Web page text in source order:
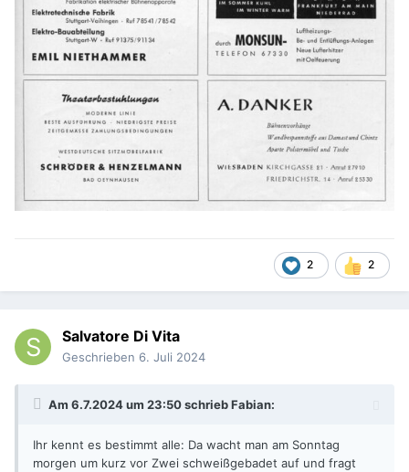
2 2
Salvatore Di Vita
Geschrieben 6. Juli 2024
Am 6.7.2024 um 23:50 schriebFabian:
Ihr kennt es bestimmt alle: Da wacht man am Sonntag
morgen um kurz vor Zwei schweißgebadet auf und fragt